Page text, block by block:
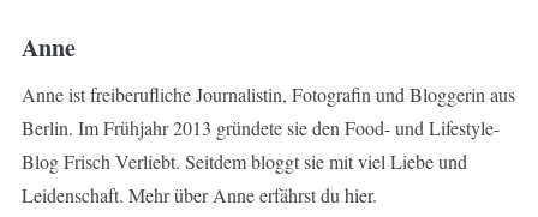
Anne
Anne ist freiberufliche Journalistin, Fotografin und Bloggerin aus
Berlin. Im Frühjahr 2013 gründete sie den Food- und Lifestyle-
Blog Frisch Verliebt. Seitdem bloggt sie mit viel Liebe und
Leidenschaft. Mehr über Anne erfährst du hier.